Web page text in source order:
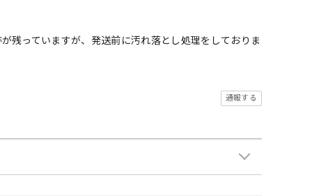
残っていますが、発送前に汚れ落とし処理をしておりま
通報する